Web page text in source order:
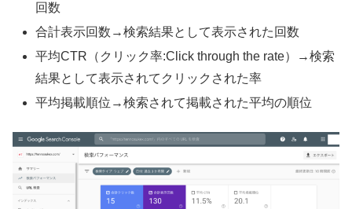
回数
合計表示回数→検索結果として表示された回数
平均CTR（クリック率:Click through the rate）→検索
結果として表示されてクリックされた率
平均掲載順位→検索されて掲載された平均の順位